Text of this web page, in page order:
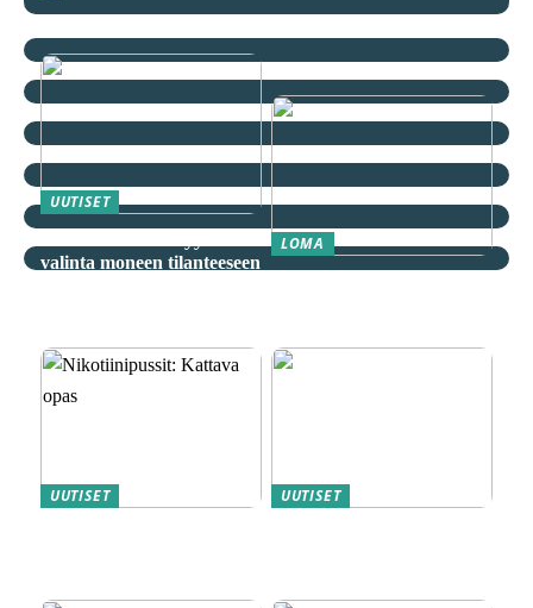
UUTISET
valinta moneen tilanteeseen
LOMA
UUTISET
UUTISET